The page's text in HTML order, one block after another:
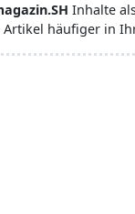
Inhalte
Artikel häufiger in